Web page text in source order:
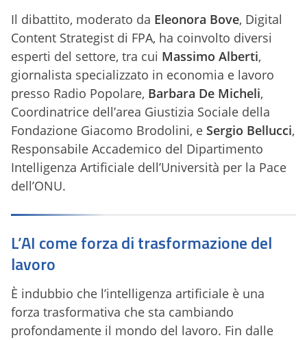
Il dibattito, moderato da Eleonora Bove, Digital
Content Strategist di FPA, ha coinvolto diversi
esperti del settore, tra cui Massimo Alberti,
giornalista specializzato in economia e lavoro
presso Radio Popolare, Barbara De Micheli,
Coordinatrice dell’area Giustizia Sociale della
Fondazione Giacomo Brodolini, e Sergio Bellucci,
Responsabile Accademico del Dipartimento
Intelligenza Artificiale dell’Università per la Pace
dell’ONU.
L’AI come forza di trasformazione del
lavoro
È indubbio che l’intelligenza artificiale è una
forza trasformativa che sta cambiando
profondamente il mondo del lavoro. Fin dalle